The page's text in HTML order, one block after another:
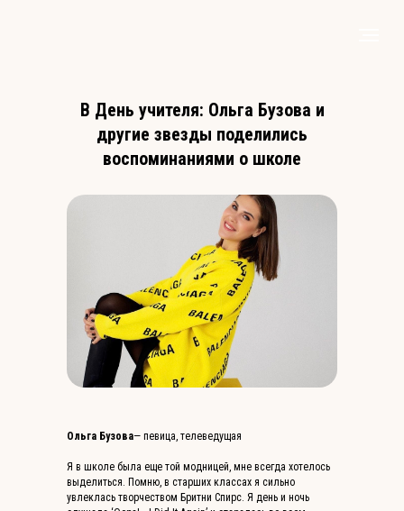
В День учителя: Ольга Бузова и
другие звезды поделились
воспоминаниями о школе
Ольга Бузова— певица, телеведущая
Я в школе была еще той модницей, мне всегда хотелось
выделиться. Помню, в старших классах я сильно
увлеклась творчеством Бритни Спирс. Я день и ночь